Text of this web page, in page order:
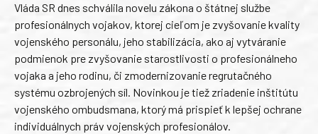
Vláda SR dnes schválila novelu zákona o štátnej službe
profesionálnych vojakov, ktorej cieľom je zvyšovanie kvality
vojenského personálu, jeho stabilizácia, ako aj vytváranie
podmienok pre zvyšovanie starostlivosti o profesionálneho
vojaka a jeho rodinu, či zmodernizovanie regrutačného
systému ozbrojených síl. Novinkou je tiež zriadenie inštitútu
vojenského ombudsmana, ktorý má prispieť k lepšej ochrane
individuálnych práv vojenských profesionálov.